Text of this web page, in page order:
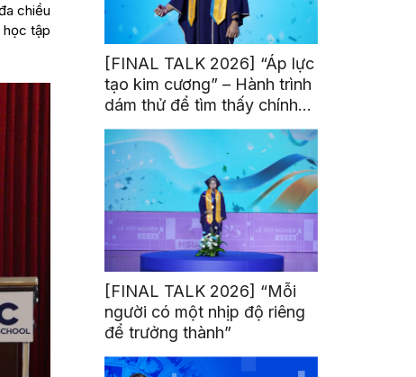
chiều
tập
[FINAL TALK 2026] “Áp lực
tạo kim cương” – Hành trình
dám thử để tìm thấy chính
mình
[FINAL TALK 2026] “Mỗi
người có một nhịp độ riêng
để trưởng thành”